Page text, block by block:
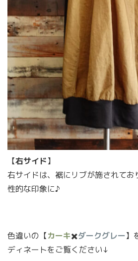
【右サイド】
右サイドは、裾にリブが施されてお
性的な印象に♪
色違いの【カーキ✖️ダークグレー】
ディネートをご覧ください↓